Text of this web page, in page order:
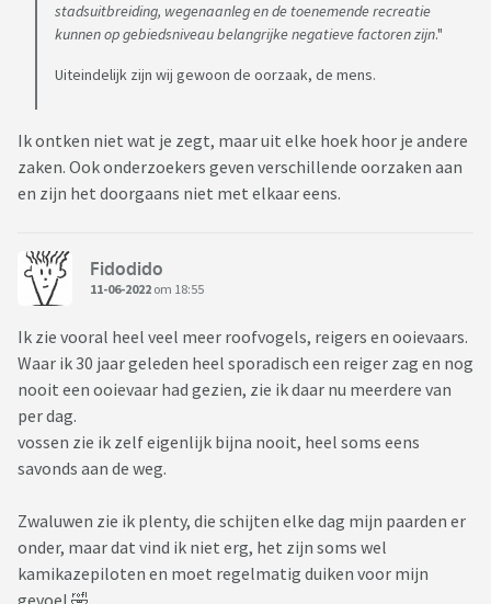
stadsuitbreiding, wegenaanleg en de toenemende recreatie
kunnen op gebiedsniveau belangrijke negatieve factoren zijn."
Uiteindelijk zijn wij gewoon de oorzaak, de mens.
Ik ontken niet wat je zegt, maar uit elke hoek hoor je andere
zaken. Ook onderzoekers geven verschillende oorzaken aan
en zijn het doorgaans niet met elkaar eens.
Fidodido
11-06-2022 om 18:55
Ik zie vooral heel veel meer roofvogels, reigers en ooievaars.
Waar ik 30 jaar geleden heel sporadisch een reiger zag en nog
nooit een ooievaar had gezien, zie ik daar nu meerdere van
per dag.
vossen zie ik zelf eigenlijk bijna nooit, heel soms eens
savonds aan de weg.
Zwaluwen zie ik plenty, die schijten elke dag mijn paarden er
onder, maar dat vind ik niet erg, het zijn soms wel
kamikazepiloten en moet regelmatig duiken voor mijn